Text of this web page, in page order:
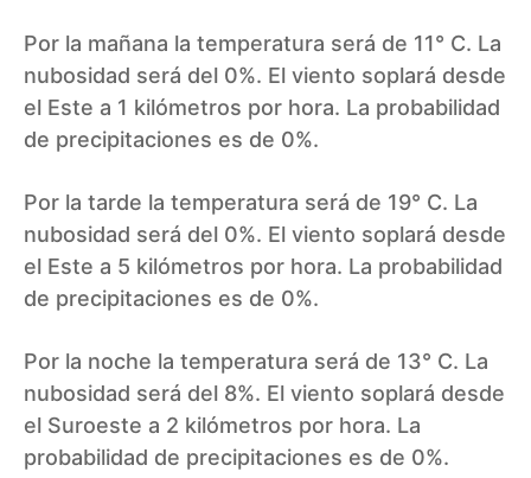
Por la mañana la temperatura será de 11° C. La
nubosidad será del 0%. El viento soplará desde
el Este a 1 kilómetros por hora. La probabilidad
de precipitaciones es de 0%.
Por la tarde la temperatura será de 19° C. La
nubosidad será del 0%. El viento soplará desde
el Este a 5 kilómetros por hora. La probabilidad
de precipitaciones es de 0%.
Por la noche la temperatura será de 13° C. La
nubosidad será del 8%. El viento soplará desde
el Suroeste a 2 kilómetros por hora. La
probabilidad de precipitaciones es de 0%.